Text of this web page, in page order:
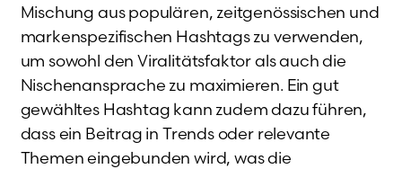
Mischung aus populären, zeitgenössischen und
markenspezifischen Hashtags zu verwenden,
um sowohl den Viralitätsfaktor als auch die
Nischenansprache zu maximieren. Ein gut
gewähltes Hashtag kann zudem dazu führen,
dass ein Beitrag in Trends oder relevante
Themen eingebunden wird, was die